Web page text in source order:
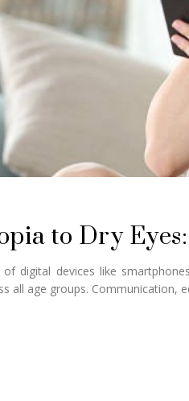
to Dry
of digital devices like
all age groups. Communication,